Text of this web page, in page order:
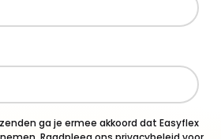
ga je ermee akkoord dat Easyflex